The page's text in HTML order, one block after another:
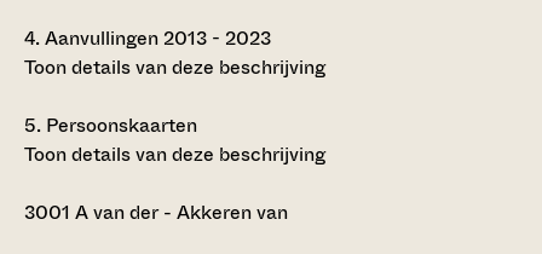
4.Aanvullingen 2013 - 2023
Toon details van deze beschrijving
5. Persoonskaarten
Toon details van deze beschrijving
3001 A van der - Akkeren van